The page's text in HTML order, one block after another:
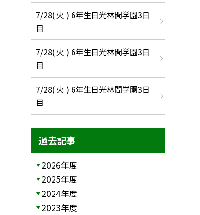
7/28( 火 ) 6年生日光林間学園3日
目
7/28( 火 ) 6年生日光林間学園3日
目
7/28( 火 ) 6年生日光林間学園3日
目
過去記事
2026年度
2025年度
2024年度
2023年度